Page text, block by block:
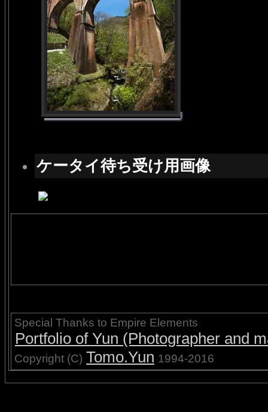
ケータイ待ち受け用画像
Special Thanks to Empire Elements
Portfolio of Yun (Photographer and
Copyright (C) Tomo.Yun 1994-2016